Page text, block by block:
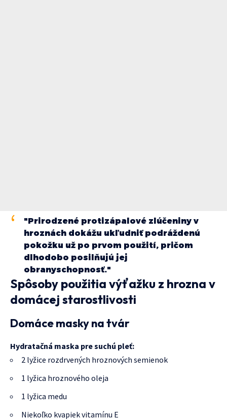
"Prirodzené protizápalové zlúčeniny v
hroznách dokážu ukľudniť podráždenú
pokožku už po prvom použití, pričom
dlhodobo posilňujú jej
obranyschopnosť."
Spôsoby použitia výťažku z hrozna v
domácej starostlivosti
Domáce masky na tvár
Hydratačná maska pre suchú pleť:
2 lyžice rozdrvených hroznových semienok
1 lyžica hroznového oleja
1 lyžica medu
Niekoľko kvapiek vitamínu E